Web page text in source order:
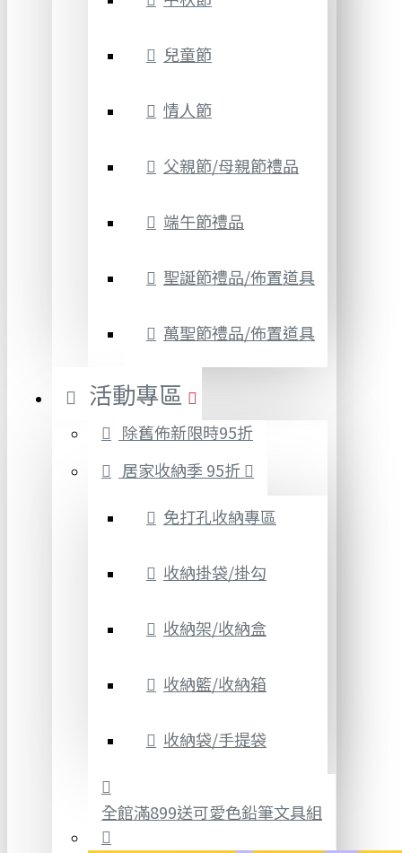
兒童節
情人節
父親節/母親節禮品
端午節禮品
聖誕節禮品/佈置道具
萬聖節禮品/佈置道具
活動專區
除舊佈新限時95折
居家收納季 95折
免打孔收納專區
收納掛袋/掛勾
收納架/收納盒
收納籃/收納箱
收納袋/手提袋
全館滿899送可愛色鉛筆文具組